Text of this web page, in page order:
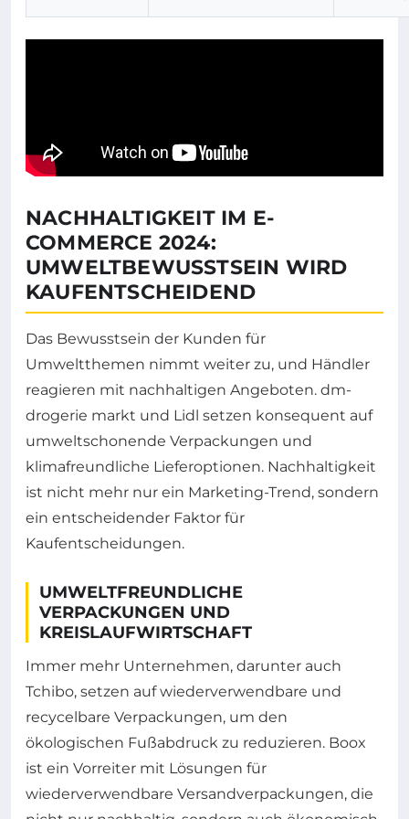
NACHHALTIGKEIT IM E-
COMMERCE 2024:
UMWELTBEWUSSTSEIN WIRD
KAUFENTSCHEIDEND
Das Bewusstsein der Kunden für
Umweltthemen nimmt weiter zu, und Händler
reagieren mit nachhaltigen Angeboten. dm-
drogerie markt und Lidl setzen konsequent auf
umweltschonende Verpackungen und
klimafreundliche Lieferoptionen. Nachhaltigkeit
ist nicht mehr nur ein Marketing-Trend, sondern
ein entscheidender Faktor für
Kaufentscheidungen.
UMWELTFREUNDLICHE
VERPACKUNGEN UND
KREISLAUFWIRTSCHAFT
Immer mehr Unternehmen, darunter auch
Tchibo, setzen auf wiederverwendbare und
recycelbare Verpackungen, um den
ökologischen Fußabdruck zu reduzieren. Boox
ist ein Vorreiter mit Lösungen für
wiederverwendbare Versandverpackungen, die